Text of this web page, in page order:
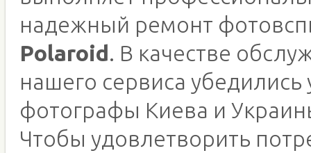
надежный ремонт
Polaroid. В качестве
нашего сервиса
фотографы Киева и
Чтобы удовлетворить